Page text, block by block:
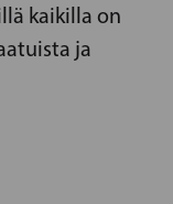
kaikilla on
ja